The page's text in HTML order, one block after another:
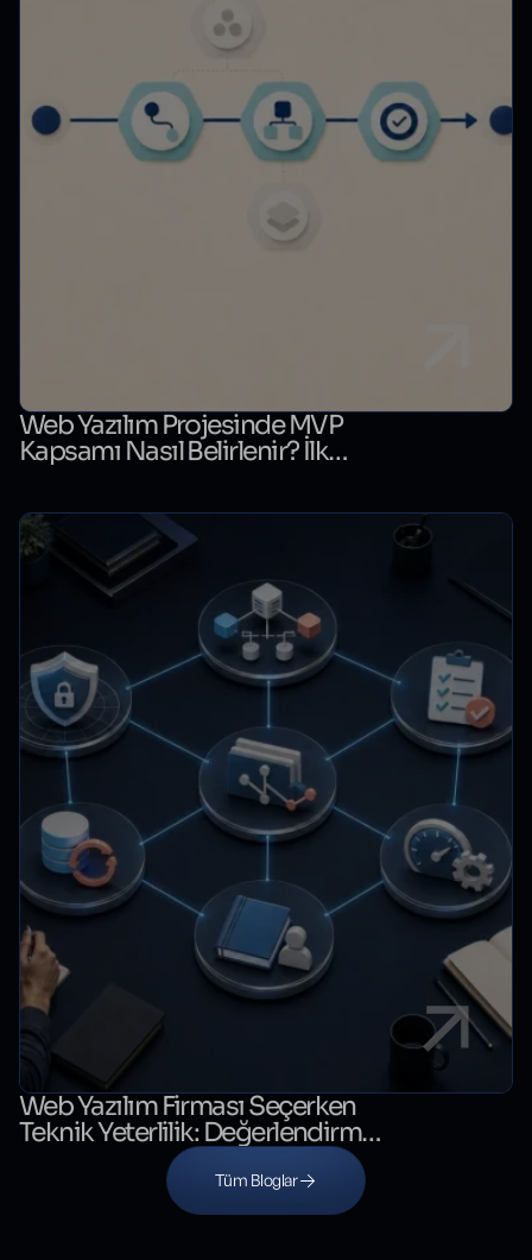
Web Yazılım Projesinde MVP
Kapsamı Nasıl Belirlenir? İlk
Web Yazılım Firması Seçerken
Teknik Yeterlilik: Değerlendirme
Kontrol Listesi
Tüm Bloglar